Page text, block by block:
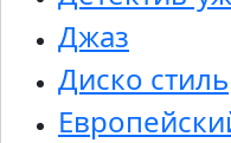
Джаз
Диско стиль